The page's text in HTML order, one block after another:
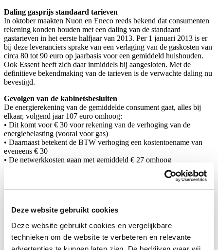
Deze website gebruikt cookies
Deze website gebruikt cookies en vergelijkbare
technieken om de website te verbeteren en relevante
Daling gasprijs standaard tarieven
In oktober maakten Nuon en Eneco reeds bekend dat consumenten
rekening konden houden met een daling van de standaard
gastarieven in het eerste halfjaar van 2013. Per 1 januari 2013 is er
bij deze leveranciers sprake van een verlaging van de gaskosten van
circa 80 tot 90 euro op jaarbasis voor een gemiddeld huishouden.
Ook Essent heeft zich daar inmiddels bij aangesloten. Met de
definitieve bekendmaking van de tarieven is de verwachte daling nu
bevestigd.
Gevolgen van de kabinetsbesluiten
De energierekening van de gemiddelde consument gaat, alles bij
elkaar, volgend jaar 107 euro omhoog:
• Dit komt voor € 30 voor rekening van de verhoging van de
energiebelasting (vooral voor gas)
• Daarnaast betekent de BTW verhoging een kostentoename van
eveneens € 30
• De netwerkkosten gaan met gemiddeld € 27 omhoog
• De introductie van de zogenaamde opslag duurzaam kost nog eens
meest recente kabinetsmaatregelen, alsmede een stijging van de
stijging van zijn energienota. De totale verhoging 2013 zal zo
uitkomen op 107 euro voor een gemiddeld huishouden met een
verbruik van 3500 kWh en 1800 m3 gas.